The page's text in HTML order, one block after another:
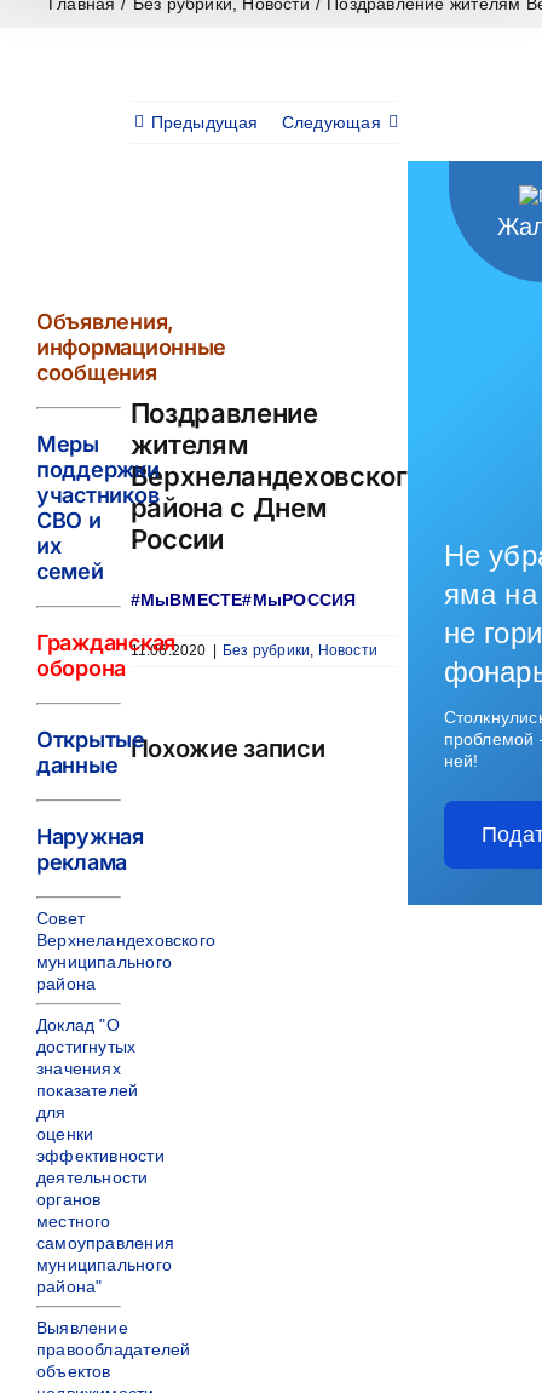
Предыдущая Следующая
Поздравление
жителям
Верхнеландеховского
района с Днем
России
#МыВМЕСТЕ#МыРОССИЯ
11.06.2020 | Без рубрики Новости
Похожие записи
Объявления,
информационные
сообщения
Меры
поддержки
участников
СВО и
их
семей
Гражданская
оборона
Открытые
данные
Наружная
реклама
Совет
Верхнеландеховского
муниципального
района
Доклад "О
достигнутых
значениях
показателей
для
оценки
эффективности
деятельности
органов
местного
самоуправления
муниципального
района"
Выявление
правообладателей
объектов
Не
яма на
не
ней!